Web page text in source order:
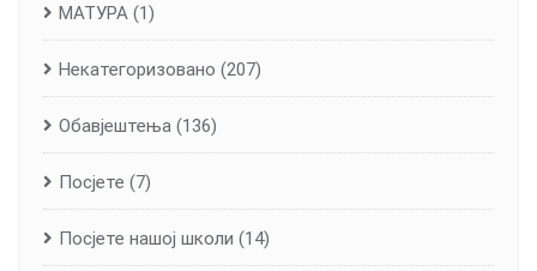
МАТУРА (1)
Некатегоризовано (207)
Обавјештења (136)
Посјете (7)
Посјете нашој школи (14)